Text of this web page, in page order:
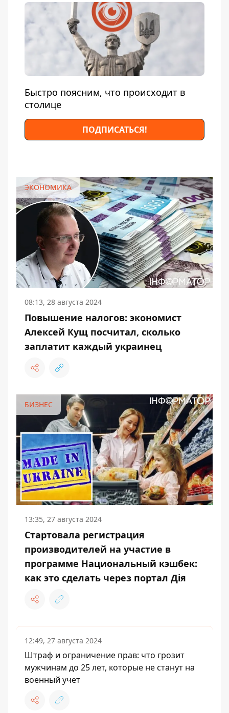
Быстро поясним, что происходит в
столице
ПОДПИСАТЬСЯ!
ЭКОНОМИКА
08:13, 28 августа 2024
Повышение налогов: экономист
Алексей Кущ посчитал, сколько
заплатит каждый украинец
БИЗНЕС
13:35, 27 августа 2024
Стартовала регистрация
производителей на участие в
программе Национальный кэшбек:
как это сделать через портал Дія
12:49, 27 августа 2024
Штраф и ограничение прав: что грозит
мужчинам до 25 лет, которые не станут на
военный учет